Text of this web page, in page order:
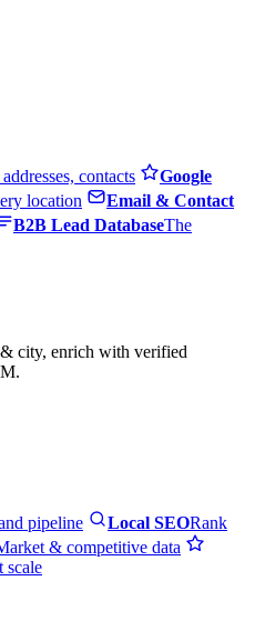
contacts
Google
location
Email & Contact
B2B Lead DatabaseThe
city, enrich with verified
pipeline Local SEORank
& competitive data
scale